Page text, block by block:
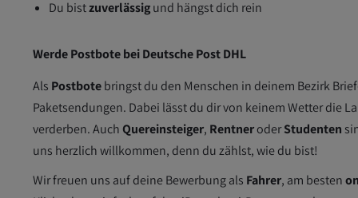
Du bistzuverlässigund hängst dich rein
Werde Postbote bei Deutsche Post DHL
Als Postbotebringst du den Menschen in deinem Bezirk
Paketsendungen. Dabei lässt du dir von keinem Wetter die
verderben. AuchQuereinsteiger, RentneroderStudenten
uns herzlich willkommen, denn du zählst, wie du bist!
Wir freuen uns auf deine Bewerbung als Fahrer, am besten